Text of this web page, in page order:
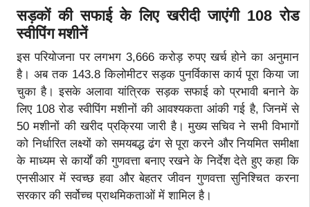
सड़कों की सफाई के लिए खरीदी जाएंगी 108 रोड
स्वीपिंग मशीनें
इस परियोजना पर लगभग 3,666 करोड़ रुपए खर्च होने का अनुमान
है। अब तक 143.8 किलोमीटर सड़क पुनर्विकास कार्य पूरा किया जा
चुका है। इसके अलावा यांत्रिक सड़क सफाई को प्रभावी बनाने के
लिए 108 रोड स्वीपिंग मशीनों की आवश्यकता आंकी गई है, जिनमें से
50 मशीनों की खरीद प्रक्रिया जारी है। मुख्य सचिव ने सभी विभागों
को निर्धारित लक्ष्यों को समयबद्ध ढंग से पूरा करने और नियमित समीक्षा
के माध्यम से कार्यों की गुणवत्ता बनाए रखने के निर्देश देते हुए कहा कि
एनसीआर में स्वच्छ हवा और बेहतर जीवन गुणवत्ता सुनिश्चित करना
सरकार की सर्वोच्च प्राथमिकताओं में शामिल है।